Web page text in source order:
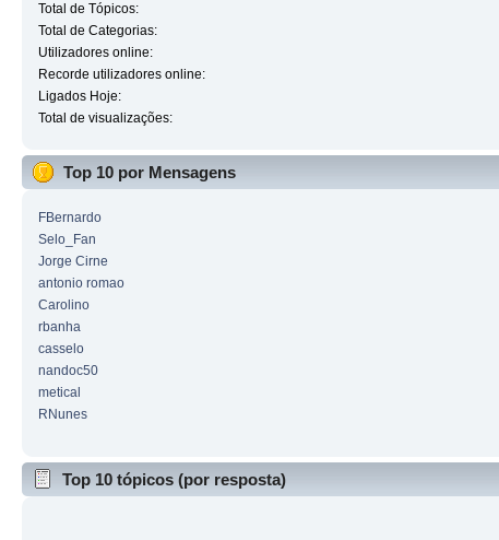
Total de Tópicos:
Total de Categorias:
Utilizadores online:
Recorde utilizadores online:
Ligados Hoje:
Total de visualizações:
Top 10 por Mensagens
FBernardo
Selo_Fan
Jorge Cirne
antonio romao
Carolino
rbanha
casselo
nandoc50
metical
RNunes
Top 10 tópicos (por resposta)